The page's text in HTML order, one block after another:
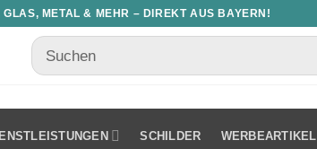
METAL & MEHR – DIREKT AUS BAYERN!
SCHILDER WERBEARTIKEL